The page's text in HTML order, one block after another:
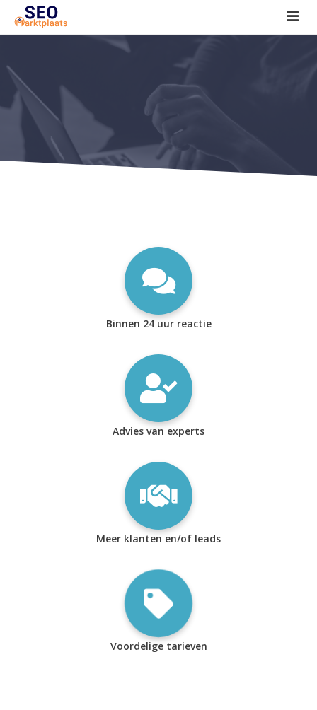
SEO tools reviews
Marketeer bij jou in de buurt?
Offerte
1. Seo voor beginners +
2. Onderzoeken +
Binnen 24 uur reactie
Advies van experts
Meer klanten en/of leads
Voordelige tarieven